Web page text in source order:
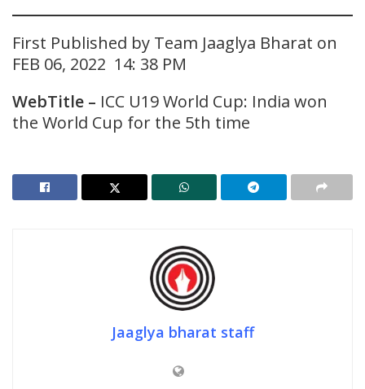
First Published by Team Jaaglya Bharat on
FEB 06, 2022 14: 38 PM
WebTitle – ICC U19 World Cup: India won
the World Cup for the 5th time
Jaaglya bharat staff